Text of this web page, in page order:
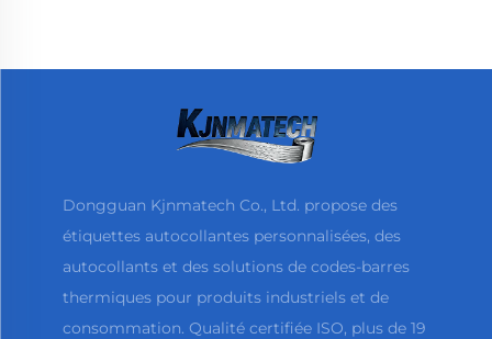
Dongguan Kjnmatech Co., Ltd. propose des
étiquettes autocollantes personnalisées, des
autocollants et des solutions de codes-barres
thermiques pour produits industriels et de
consommation. Qualité certifiée ISO, plus de 19